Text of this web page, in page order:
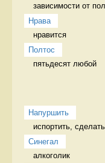
зависимости от
Нрава
нравится
Полтос
пятьдесят любой
Напуршить
испортить,
Синегал
алкоголик